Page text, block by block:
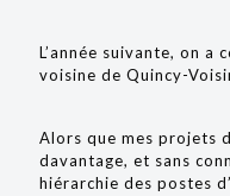
L’année suivante, on a
voisine de Quincy-
Alors que mes projets
davantage, et sans
hiérarchie des postes